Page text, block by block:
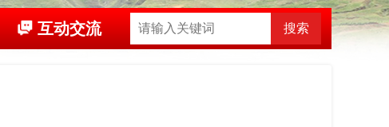
互动交流 搜索